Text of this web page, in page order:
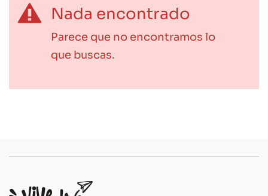
Nada encontrado
Parece que no encontramos lo
que buscas.